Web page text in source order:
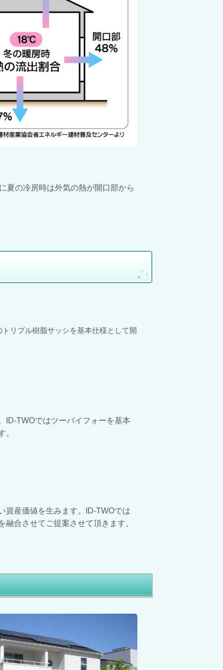
夏の冷房時は外気の熱が開口部から
トリプル樹脂サッシを基本仕様として開
ID-TWOではツーバイフォーを基本
。
資産価値を生みます。ID-TWOでは
合させてご提案させて頂きます。